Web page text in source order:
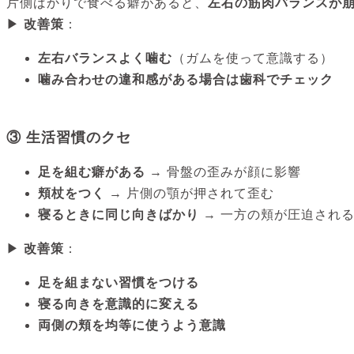
片側ばかりで食べる癖があると、 左右の筋肉バランスが
▶ 改善策 ：
左右バランスよく噛む （ガムを使って意識する）
噛み合わせの違和感がある場合は歯科でチェック
③ 生活習慣のクセ
足を組む癖がある → 骨盤の歪みが顔に影響
頬杖をつく
→ 片側の顎が押されて歪む
寝るときに同じ向きばかり
→ 一方の頬が圧迫される
▶ 改善策 ：
足を組まない習慣をつける
寝る向きを意識的に変える
両側の頬を均等に使うよう意識